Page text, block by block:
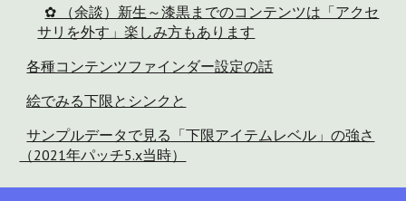
✿ （余談）新生～漆黒までのコンテンツは「アクセ
サリを外す」楽しみ方もあります
各種コンテンツファインダー設定の話
絵でみる下限とシンクと
サンプルデータで見る「下限アイテムレベル」の強さ
（2021年パッチ5.x当時）